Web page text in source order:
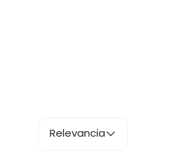
Relevancia